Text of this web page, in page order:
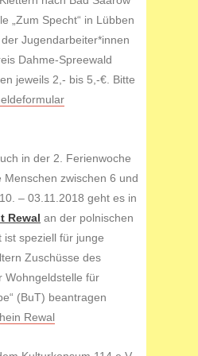
„Zum Specht“ in Lübben
Jugendarbeiter*innen
Dahme-Spreewald
jeweils 2,- bis 5,-€. Bitte
in der 2. Ferienwoche
Menschen zwischen 6 und
– 03.11.2018 geht es in
Rewal an der polnischen
speziell für junge
Zuschüsse des
Wohngeldstelle für
(BuT) beantragen
Rewal